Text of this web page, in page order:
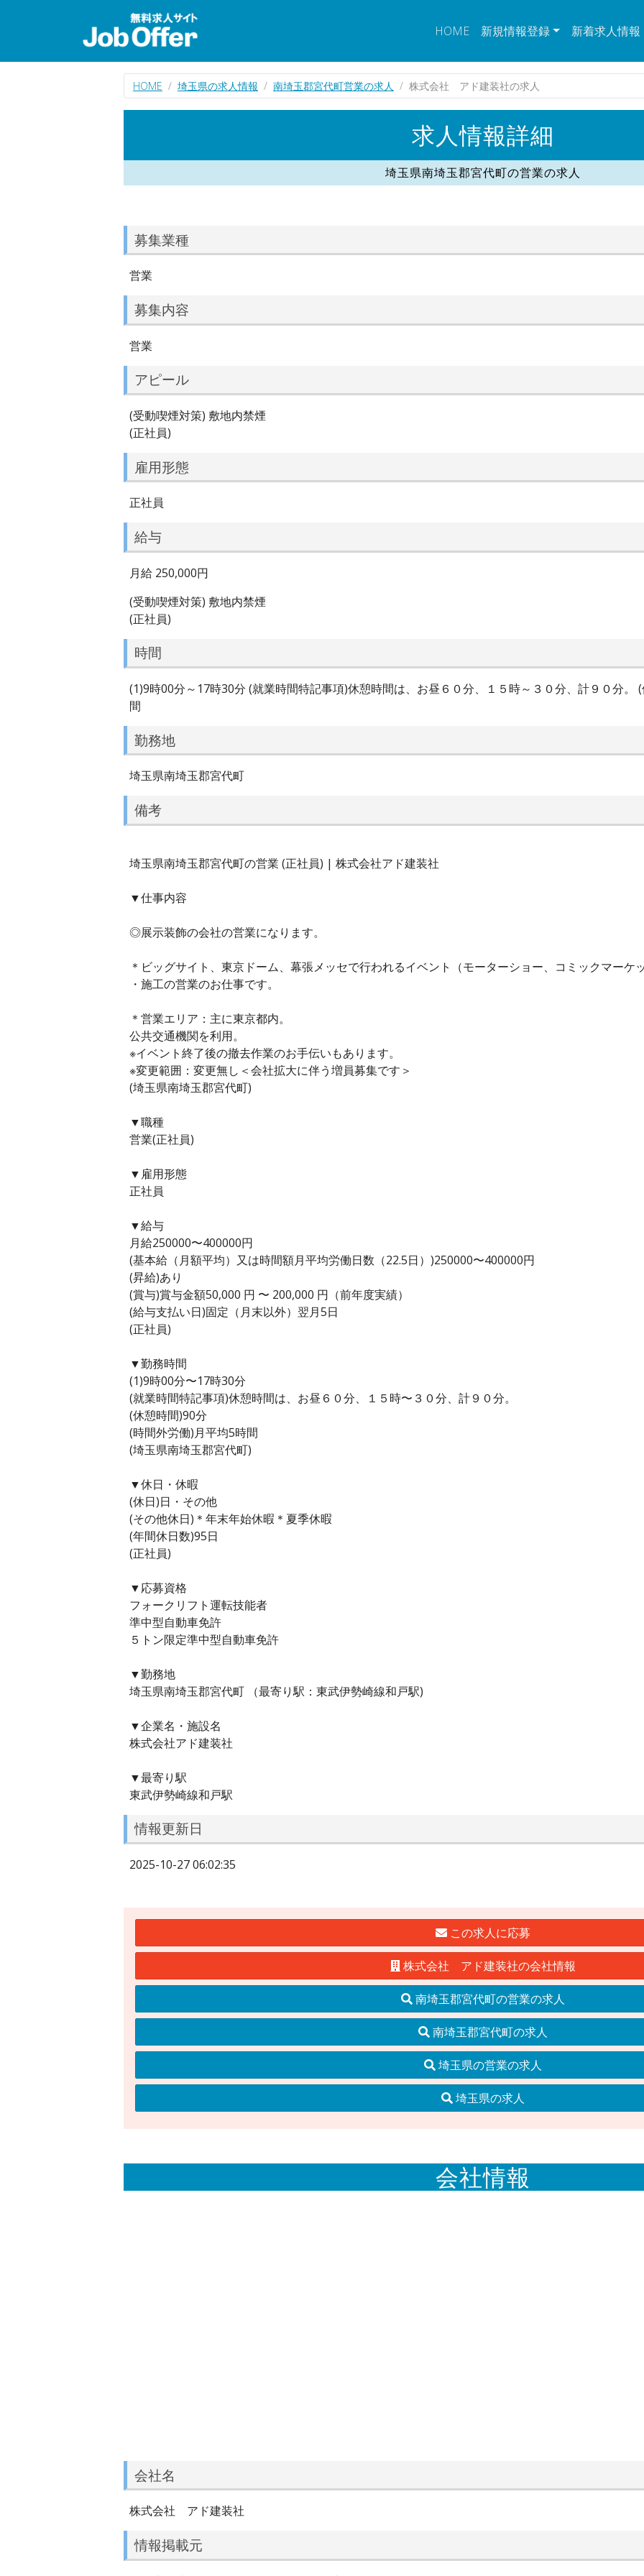
HOME 新規情報登録 新着求人情報
HOME 埼玉県の求人情報 南埼玉郡宮代町営業の求人 株式会社 アド建装社の求人
求人情報詳細
埼玉県南埼玉郡宮代町の営業の求人
募集業種
営業
募集内容
営業
アピール
(受動喫煙対策) 敷地内禁煙
(正社員)
雇用形態
正社員
給与
月給 250,000円
(受動喫煙対策) 敷地内禁煙
(正社員)
時間
(1)9時00分～17時30分 (就業時間特記事項)休憩時間は、お昼６０分、１５時～３０分、計９０分。
間
勤務地
埼玉県南埼玉郡宮代町
備考
埼玉県南埼玉郡宮代町の営業 (正社員) | 株式会社アド建装社
▼仕事内容
◎展示装飾の会社の営業になります。
＊ビッグサイト、東京ドーム、幕張メッセで行われるイベント（モーターショー、コミックマーケ
・施工の営業のお仕事です。
＊営業エリア：主に東京都内。
公共交通機関を利用。
※イベント終了後の撤去作業のお手伝いもあります。
※変更範囲：変更無し＜会社拡大に伴う増員募集です＞
(埼玉県南埼玉郡宮代町)
▼職種
営業(正社員)
▼雇用形態
正社員
▼給与
月給250000〜400000円
(基本給（月額平均）又は時間額月平均労働日数（22.5日）)250000〜400000円
(昇給)あり
(賞与)賞与金額50,000 円 〜 200,000 円（前年度実績）
(給与支払い日)固定（月末以外）翌月5日
(正社員)
▼勤務時間
(1)9時00分〜17時30分
(就業時間特記事項)休憩時間は、お昼６０分、１５時〜３０分、計９０分。
(休憩時間)90分
(時間外労働)月平均5時間
(埼玉県南埼玉郡宮代町)
▼休日・休暇
(休日)日・その他
(その他休日)＊年末年始休暇＊夏季休暇
(年間休日数)95日
(正社員)
▼応募資格
フォークリフト運転技能者
準中型自動車免許
５トン限定準中型自動車免許
▼勤務地
埼玉県南埼玉郡宮代町 （最寄り駅：東武伊勢崎線和戸駅)
▼企業名・施設名
株式会社アド建装社
▼最寄り駅
東武伊勢崎線和戸駅
情報更新日
2025-10-27 06:02:35
この求人に応募
株式会社 アド建装社の会社情報
南埼玉郡宮代町の営業の求人
南埼玉郡宮代町の求人
埼玉県の営業の求人
埼玉県の求人
会社情報
会社名
株式会社 アド建装社
情報掲載元